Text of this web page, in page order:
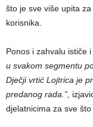
što je sve više upita
korisnika.
Ponos i zahvalu ističe
u svakom segmentu
Dječji vrtić Lojtrica je
predanog rada.”,
djelatnicima za sve što